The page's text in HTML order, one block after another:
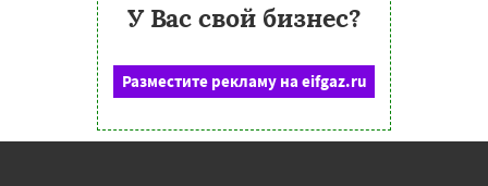
У Вас свой бизнес?
Разместите рекламу на eifgaz.ru